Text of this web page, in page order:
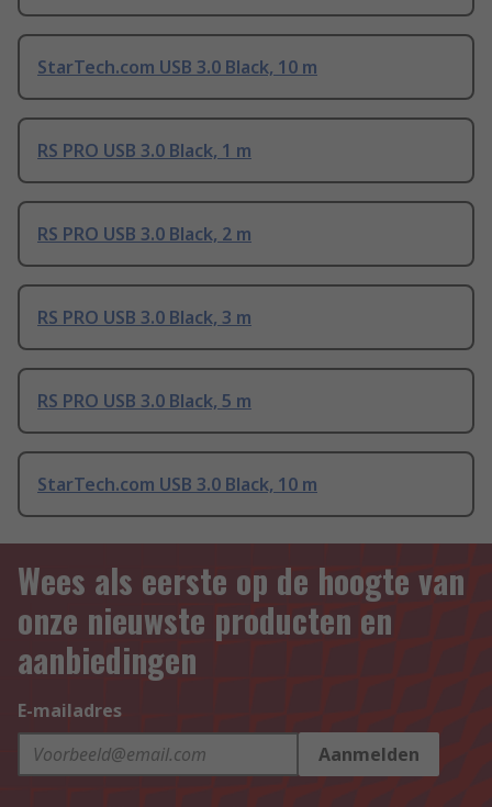
StarTech.com USB 3.0 Black, 10 m
RS PRO USB 3.0 Black, 1 m
RS PRO USB 3.0 Black, 2 m
RS PRO USB 3.0 Black, 3 m
RS PRO USB 3.0 Black, 5 m
StarTech.com USB 3.0 Black, 10 m
Wees als eerste op de hoogte van
onze nieuwste producten en
aanbiedingen
E-mailadres
Aanmelden